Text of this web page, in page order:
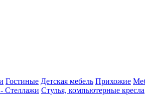
Гостиные Детская мебель Прихожие
Стеллажи Стулья, компьютерные кресла